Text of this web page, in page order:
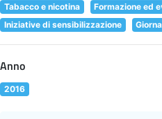
Tabacco e nicotina
Formazione ed
Iniziative di sensibilizzazione
Anno
2016